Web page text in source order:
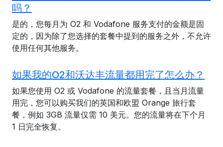
吗？
是的，您每月为 O2 和 Vodafone 服务支付的金额是固
定的，因为除了您选择的套餐中提到的服务之外，不允许
使用任何其他服务。
如果我的O2和沃达丰流量都用完了怎么办？
如果您使用 O2 或 Vodafone 的流量套餐，且当月流量
用完，您可以购买我们的英国和欧盟 Orange 旅行套
餐，例如 3GB 流量仅需 10 美元。您的流量将在下个月
1 日完全恢复。